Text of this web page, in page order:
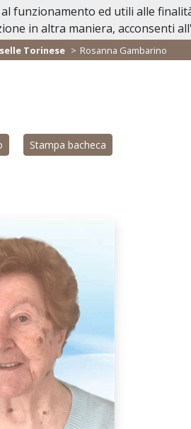
Lutti Personaggi Pubblici In
Torinese Rosanna Gambarino
Stampa bacheca
funzionamento ed utili alle
in altra maniera, acconsenti